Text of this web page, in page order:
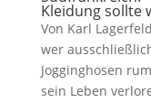
Kleidung sollte
Von Karl
wer
Jogginghosen
sein Leben